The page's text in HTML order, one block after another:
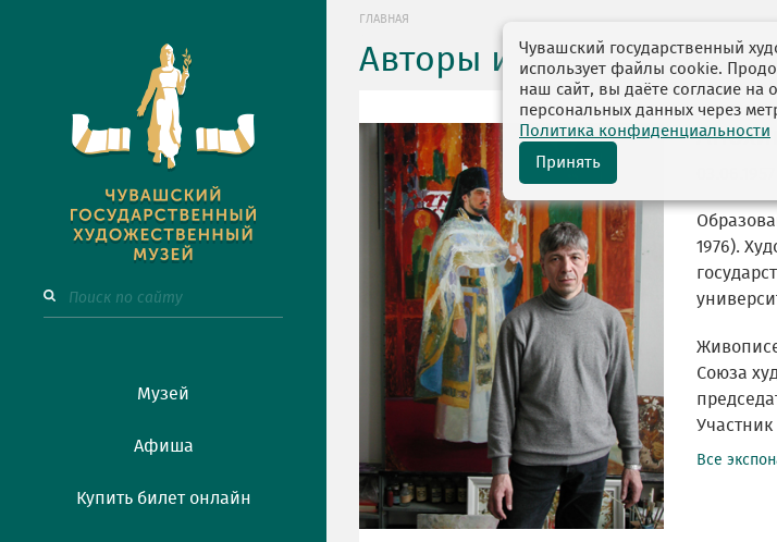
Музей
Афиша
Купить билет онлайн
ГЛАВНАЯ
Авторы и персоналии
1976).
Союза
Участник
Все
Чувашский государственный
использует файлы cookie.
наш сайт, вы даёте согласие на
персональных данных через
Политика конфиденциальности
Принять